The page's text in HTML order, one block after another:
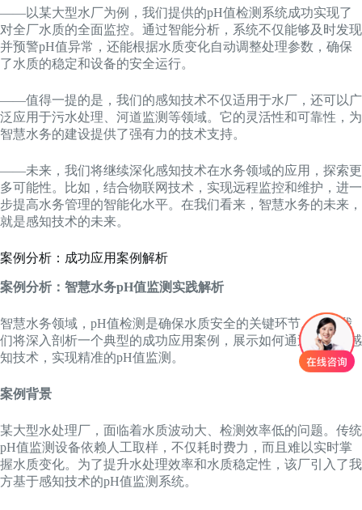
——以某大型水厂为例，我们提供的pH值检测系统成功实现了
对全厂水质的全面监控。通过智能分析，系统不仅能够及时发现
并预警pH值异常，还能根据水质变化自动调整处理参数，确保
了水质的稳定和设备的安全运行。
——值得一提的是，我们的感知技术不仅适用于水厂，还可以广
泛应用于污水处理、河道监测等领域。它的灵活性和可靠性，为
智慧水务的建设提供了强有力的技术支持。
——未来，我们将继续深化感知技术在水务领域的应用，探索更
多可能性。比如，结合物联网技术，实现远程监控和维护，进一
步提高水务管理的智能化水平。在我们看来，智慧水务的未来，
就是感知技术的未来。
案例分析：成功应用案例解析
案例分析：智慧水务pH值监测实践解析
智慧水务领域，pH值检测是确保水质安全的关键环节。以下我
们将深入剖析一个典型的成功应用案例，展示如何通过先进的感
知技术，实现精准的pH值监测。
案例背景
某大型水处理厂，面临着水质波动大、检测效率低的问题。传统
pH值监测设备依赖人工取样，不仅耗时费力，而且难以实时掌
握水质变化。为了提升水处理效率和水质稳定性，该厂引入了我
方基于感知技术的pH值监测系统。